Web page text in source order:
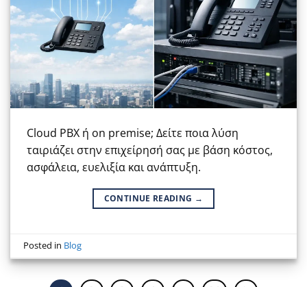
Cloud PBX ή on premise; Δείτε ποια λύση
ταιριάζει στην επιχείρησή σας με βάση κόστος,
ασφάλεια, ευελιξία και ανάπτυξη.
CONTINUE READING →
Posted in Blog